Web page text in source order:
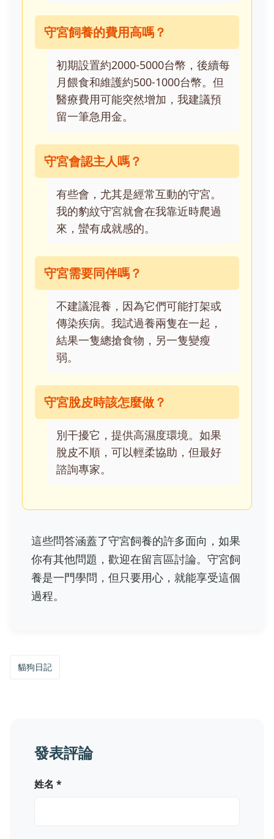
守宮飼養的費用高嗎？
初期設置約2000-5000台幣，後續每
月餵食和維護約500-1000台幣。但
醫療費用可能突然增加，我建議預
留一筆急用金。
守宮會認主人嗎？
有些會，尤其是經常互動的守宮。
我的豹紋守宮就會在我靠近時爬過
來，蠻有成就感的。
守宮需要同伴嗎？
不建議混養，因為它們可能打架或
傳染疾病。我試過養兩隻在一起，
結果一隻總搶食物，另一隻變瘦
弱。
守宮脫皮時該怎麼做？
別干擾它，提供高濕度環境。如果
脫皮不順，可以輕柔協助，但最好
諮詢專家。
這些問答涵蓋了守宮飼養的許多面向，如果
你有其他問題，歡迎在留言區討論。守宮飼
養是一門學問，但只要用心，就能享受這個
過程。
貓狗日記
發表評論
姓名 *